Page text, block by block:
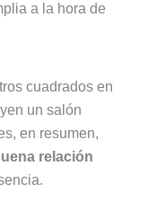
a la hora de
cuadrados en
un salón
en resumen,
relación